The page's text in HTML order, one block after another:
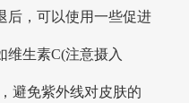
后，可以使用一些促进
维生素C(注意摄入
避免紫外线对皮肤的